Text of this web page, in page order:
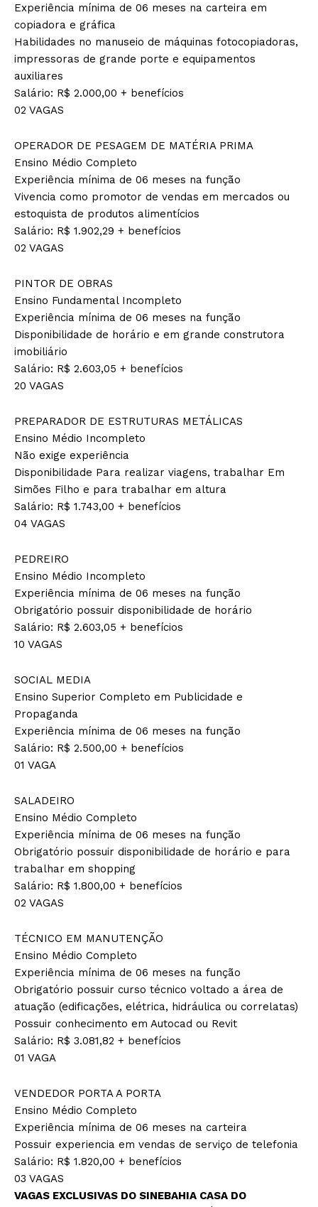
Experiência mínima de 06 meses na carteira em
copiadora e gráfica
Habilidades no manuseio de máquinas fotocopiadoras,
impressoras de grande porte e equipamentos
auxiliares
Salário: R$ 2.000,00 + benefícios
02 VAGAS
OPERADOR DE PESAGEM DE MATÉRIA PRIMA
Ensino Médio Completo
Experiência mínima de 06 meses na função
Vivencia como promotor de vendas em mercados ou
estoquista de produtos alimentícios
Salário: R$ 1.902,29 + benefícios
02 VAGAS
PINTOR DE OBRAS
Ensino Fundamental Incompleto
Experiência mínima de 06 meses na função
Disponibilidade de horário e em grande construtora
imobiliário
Salário: R$ 2.603,05 + benefícios
20 VAGAS
PREPARADOR DE ESTRUTURAS METÁLICAS
Ensino Médio Incompleto
Não exige experiência
Disponibilidade Para realizar viagens, trabalhar Em
Simões Filho e para trabalhar em altura
Salário: R$ 1.743,00 + benefícios
04 VAGAS
PEDREIRO
Ensino Médio Incompleto
Experiência mínima de 06 meses na função
Obrigatório possuir disponibilidade de horário
Salário: R$ 2.603,05 + benefícios
10 VAGAS
SOCIAL MEDIA
Ensino Superior Completo em Publicidade e
Propaganda
Experiência mínima de 06 meses na função
Salário: R$ 2.500,00 + benefícios
01 VAGA
SALADEIRO
Ensino Médio Completo
Experiência mínima de 06 meses na função
Obrigatório possuir disponibilidade de horário e para
trabalhar em shopping
Salário: R$ 1.800,00 + benefícios
02 VAGAS
TÉCNICO EM MANUTENÇÃO
Ensino Médio Completo
Experiência mínima de 06 meses na função
Obrigatório possuir curso técnico voltado a área de
atuação (edificações, elétrica, hidráulica ou correlatas)
Possuir conhecimento em Autocad ou Revit
Salário: R$ 3.081,82 + benefícios
01 VAGA
VENDEDOR PORTA A PORTA
Ensino Médio Completo
Experiência mínima de 06 meses na carteira
Possuir experiencia em vendas de serviço de telefonia
Salário: R$ 1.820,00 + benefícios
03 VAGAS
VAGAS EXCLUSIVAS DO SINEBAHIA CASA DO